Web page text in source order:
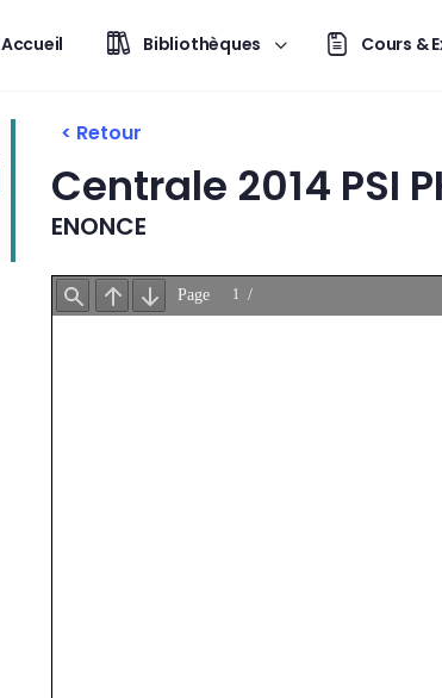
Accueil Bibliothèques Cours &
< Retour
Centrale 2014 PSI
ENONCE